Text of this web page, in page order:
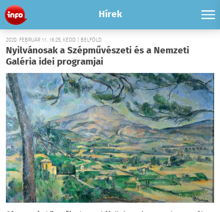
Hírek
2020. FEBRUÁR 11. 16:25, KEDD | BELFÖLD
Nyilvánosak a Szépművészeti és a Nemzeti
Galéria idei programjai